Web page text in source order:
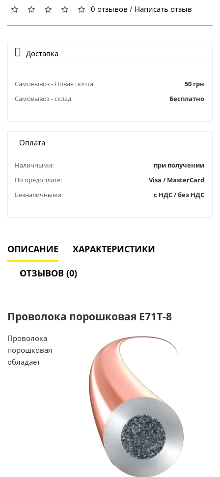
0 отзывов / Написать отзыв
Доставка
Самовывоз - Новая почта
50 грн
Самовывоз - склад
Бесплатно
Оплата
Наличными:
при получении
По предоплате:
Visa / MasterCard
Безналичными:
с НДС / без НДС
ОПИСАНИЕ ХАРАКТЕРИСТИКИ
ОТЗЫВОВ (0)
Проволока порошковая E71T-8
Проволока
порошковая
обладает